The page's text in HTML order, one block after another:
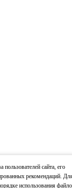
сайта, его
рекомендаций.
использования